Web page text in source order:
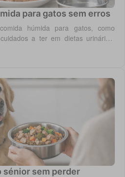
para gatos sem erros
húmida para gatos, como
a ter em dietas urinárias,
sénior sem perder